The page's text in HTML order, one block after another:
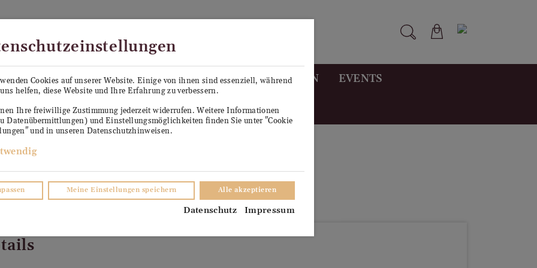
SEPP KÜHLANHÄNGER ANTON VERKOSTUNGEN EVENTS
Cookies auf unserer Website. Einige von ihnen sind essenziell, während
helfen, diese Website und Ihre Erfahrung zu verbessern.
Ihre freiwillige Zustimmung jederzeit widerrufen. Weitere Informationen
Datenübermittlungen) und Einstellungsmöglichkeiten finden Sie unter "Cookie
und in unseren Datenschutzhinweisen.
Meine Einstellungen speichern Alle akzeptieren
Datenschutz Impressum